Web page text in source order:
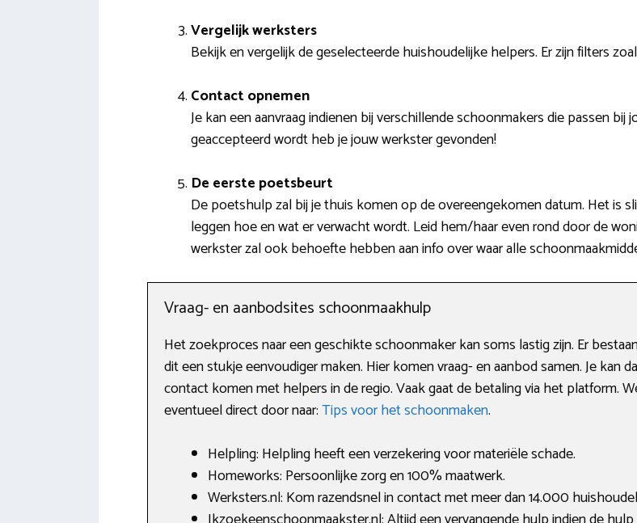
Vergelijk werksters
Bekijk en vergelijk de geselecteerde huishoudelijke helpers. Er zijn filters
Contact opnemen
Je kan een aanvraag indienen bij verschillende schoonmakers die passen bij
geaccepteerd wordt heb je jouw werkster gevonden!
De eerste poetsbeurt
De poetshulp zal bij je thuis komen op de overeengekomen datum. Het is
leggen hoe en wat er verwacht wordt. Leid hem/haar even rond door de
werkster zal ook behoefte hebben aan info over waar alle
Vraag- en aanbodsites schoonmaakhulp
Het zoekproces naar een geschikte schoonmaker kan soms lastig zijn. Er
dit een stukje eenvoudiger maken. Hier komen vraag- en aanbod samen. Je kan
contact komen met helpers in de regio. Vaak gaat de betaling via het platform.
eventueel direct door naar:Tips voor het schoonmaken.
Helpling: Helpling heeft een verzekering voor materiële schade.
Homeworks: Persoonlijke zorg en 100% maatwerk.
Werksters.nl: Kom razendsnel in contact met meer dan 14.000